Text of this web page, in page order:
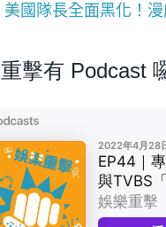
美國隊長全面黑化！
重擊有 Podcast